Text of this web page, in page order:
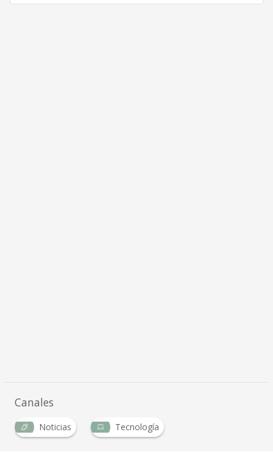
Canales
Noticias Tecnología